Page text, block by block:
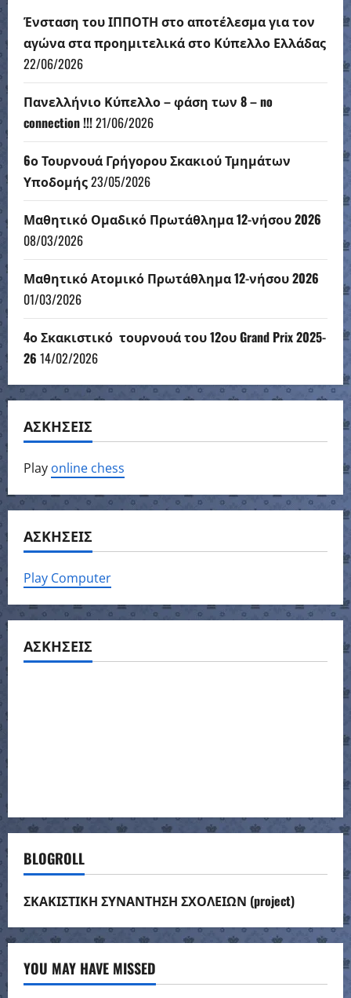
Ένσταση του ΙΠΠΟΤΗ στο αποτέλεσμα για τον
αγώνα στα προημιτελικά στο Κύπελλο Ελλάδας
22/06/2026
Πανελλήνιο Κύπελλο – φάση των 8 – no
connection !!!21/06/2026
6ο Τουρνουά Γρήγορου Σκακιού Τμημάτων
Υποδομής23/05/2026
Μαθητικό Ομαδικό Πρωτάθλημα 12-νήσου 2026
08/03/2026
Μαθητικό Ατομικό Πρωτάθλημα 12-νήσου 2026
01/03/2026
4ο Σκακιστικό τουρνουά του 12ου Grand Prix 2025-
26 14/02/2026
ΑΣΚΗΣΕΙΣ
Play online chess
ΑΣΚΗΣΕΙΣ
Play Computer
ΑΣΚΗΣΕΙΣ
BLOGROLL
ΣΚΑΚΙΣΤΙΚΗ ΣΥΝΑΝΤΗΣΗ ΣΧΟΛΕΙΩΝ (project)
YOU MAY HAVE MISSED